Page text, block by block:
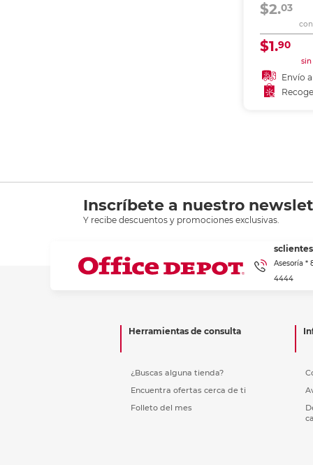
$2.03
con
$1.90
sin
Envío
Inscríbete a nuestro
Y recibe descuentos y promociones exclusivas.
Asesoría *
4444
Herramientas de consulta
¿Buscas alguna tienda?
Encuentra ofertas cerca de ti
Folleto del mes